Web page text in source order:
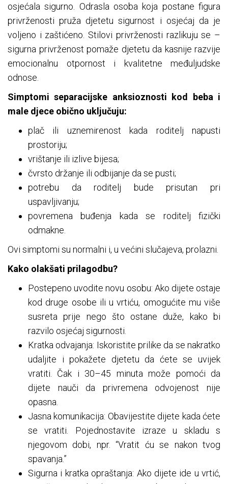
osjećala sigurno. Odrasla osoba koja postane figura
privrženosti pruža djetetu sigurnost i osjećaj da je
voljeno i zaštićeno. Stilovi privrženosti razlikuju se –
sigurna privrženost pomaže djetetu da kasnije razvije
emocionalnu otpornost i kvalitetne međuljudske
odnose.
Simptomi separacijske anksioznosti kod beba i
male djece obično uključuju:
plač ili uznemirenost kada roditelj napusti
prostoriju;
vrištanje ili izlive bijesa;
čvrsto držanje ili odbijanje da se pusti;
potrebu da roditelj bude prisutan pri
uspavljivanju;
povremena buđenja kada se roditelj fizički
odmakne.
Ovi simptomi su normalni i, u većini slučajeva, prolazni.
Kako olakšati prilagodbu?
Postepeno uvodite novu osobu: Ako dijete ostaje
kod druge osobe ili u vrtiću, omogućite mu više
susreta prije nego što ostane duže, kako bi
razvilo osjećaj sigurnosti.
Kratka odvajanja: Iskoristite prilike da se nakratko
udaljite i pokažete djetetu da ćete se uvijek
vratiti. Čak i 30–45 minuta može pomoći da
dijete nauči da privremena odvojenost nije
opasna.
Jasna komunikacija: Obavijestite dijete kada ćete
se vratiti. Pojednostavite izraze u skladu s
njegovom dobi, npr. “Vratit ću se nakon tvog
spavanja.”
Sigurna i kratka opraštanja: Ako dijete ide u vrtić,